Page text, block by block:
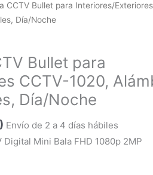
CCTV Bullet para Interiores/
Día/Noche
Bullet para
CCTV-1020,
Día/Noche
Envío de 2 a 4 días hábiles
Mini Bala FHD 1080p 2MP